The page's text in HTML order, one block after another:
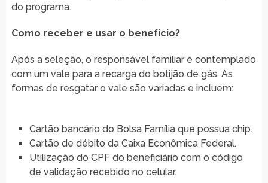
do programa.
Como receber e usar o benefício?
Após a seleção, o responsável familiar é contemplado
com um vale para a recarga do botijão de gás. As
formas de resgatar o vale são variadas e incluem:
Cartão bancário do Bolsa Família que possua chip.
Cartão de débito da Caixa Econômica Federal.
Utilização do CPF do beneficiário com o código
de validação recebido no celular.